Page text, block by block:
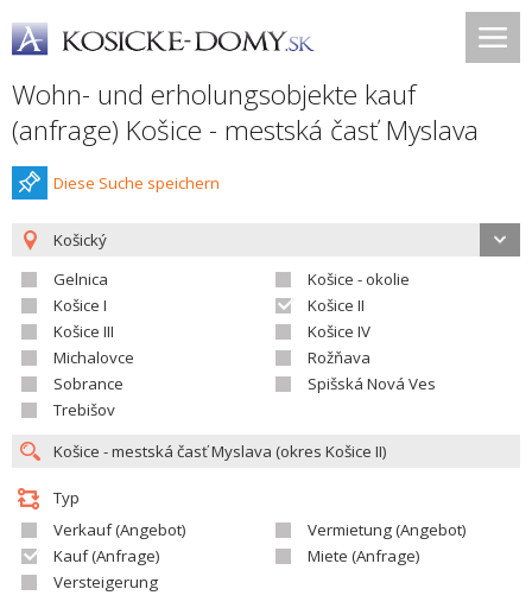
Wohn- und erholungsobjekte kauf
(anfrage) Košice - mestská časť Myslava
Diese Suche speichern
Košický
Gelnica
Košice - okolie
Košice I
Košice II
Košice III
Košice IV
Michalovce
Rožňava
Sobrance
Spišská Nová Ves
Trebišov
Typ
Verkauf (Angebot)
Vermietung (Angebot)
Kauf (Anfrage)
Miete (Anfrage)
Versteigerung